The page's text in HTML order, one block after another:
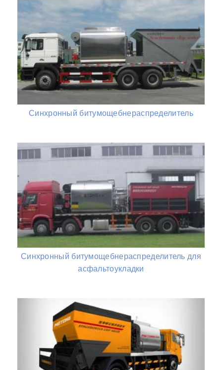
Синхронный битумощебнераспределитель
Синхронный битумощебнераспределитель для
асфальтоукладки